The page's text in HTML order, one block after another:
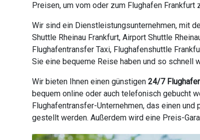
Preisen, um vom oder zum Flughafen
Wir sind ein Dienstleistungsunternehmen, mit
Shuttle Rheinau Frankfurt, Airport Shuttle
Flughafentransfer Taxi, Flughafenshuttle
Sie eine bequeme Reise haben und so schnell
Wir bieten Ihnen einen günstigen 24/7
bequem online oder auch telefonisch gebucht
Flughafentransfer-Unternehmen, das einen
gestellt werden. Außerdem wird eine Preis-